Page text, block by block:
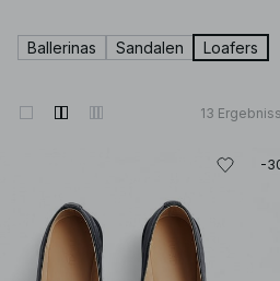
Ballerinas Sandalen Loafers
13
-